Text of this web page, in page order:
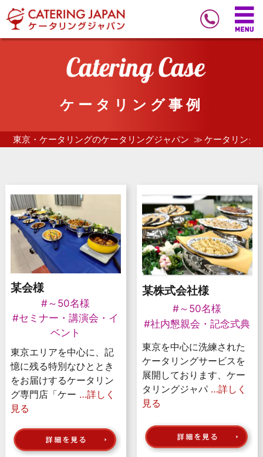
ケータリング事例
東京・ケータリングのケータリングジャパン ケータリング
某会様
#～50名様
#セミナー・講演会・イ
ベント
東京エリアを中心に、記
憶に残る特別なひととき
をお届けするケータリン
グ専門店「ケー …詳しく
見る
某株式会社様
#～50名様
#社内懇親会・記念式典
東京を中心に洗練された
ケータリングサービスを
展開しております、ケー
タリングジャパ …詳しく
見る